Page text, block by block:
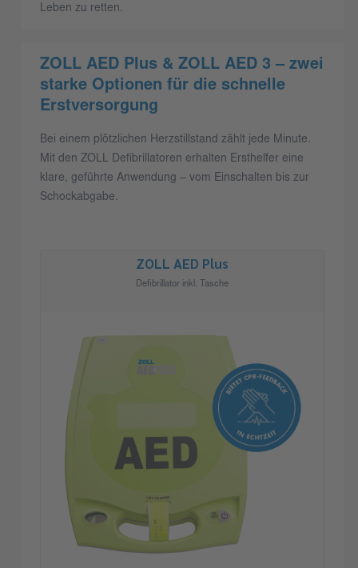
Leben zu retten.
ZOLL AED Plus & ZOLL AED 3 – zwei
starke Optionen für die schnelle
Erstversorgung
Bei einem plötzlichen Herzstillstand zählt jede Minute.
Mit den ZOLL Defibrillatoren erhalten Ersthelfer eine
klare, geführte Anwendung – vom Einschalten bis zur
Schockabgabe.
ZOLL AED Plus
Defibrillator inkl. Tasche